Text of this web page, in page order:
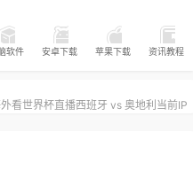
软件 安卓下载 苹果下载 资讯教程
看世界杯直播西班牙 vs 奥地利当前IP